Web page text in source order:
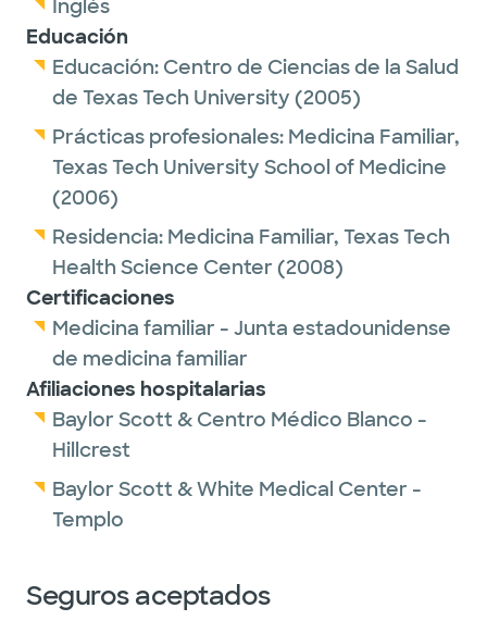
Inglés
Educación
Educación: Centro de Ciencias de la Salud
de Texas Tech University (2005)
Prácticas profesionales: Medicina Familiar,
Texas Tech University School of Medicine
(2006)
Residencia: Medicina Familiar, Texas Tech
Health Science Center (2008)
Certificaciones
Medicina familiar - Junta estadounidense
de medicina familiar
Afiliaciones hospitalarias
Baylor Scott & Centro Médico Blanco -
Hillcrest
Baylor Scott & White Medical Center -
Templo
Seguros aceptados